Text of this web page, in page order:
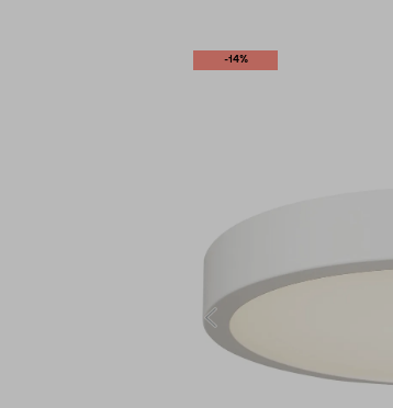
-14%